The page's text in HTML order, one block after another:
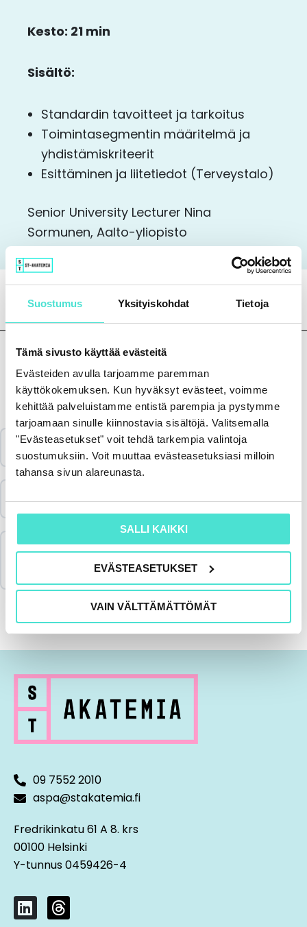
Suostumus Yksityiskohdat Tietoja
Tämä sivusto käyttää evästeitä
Evästeiden avulla tarjoamme paremman
käyttökokemuksen. Kun hyväksyt evästeet, voimme
kehittää palveluistamme entistä parempia ja pystymme
tarjoamaan sinulle kiinnostavia sisältöjä. Valitsemalla
"Evästeasetukset" voit tehdä tarkempia valintoja
suostumuksiin. Voit muuttaa evästeasetuksiasi milloin
tahansa sivun alareunasta.
SALLI KAIKKI
EVÄSTEASETUKSET
VAIN VÄLTTÄMÄTTÖMÄT
Kesto: 21 min
Sisältö:
Standardin tavoitteet ja tarkoitus
Toimintasegmentin määritelmä ja
yhdistämiskriteerit
Esittäminen ja liitetiedot (Terveystalo)
Senior University Lecturer Nina
Sormunen, Aalto-yliopisto
Sisältö
Katso koulutus & aineisto
Merkitse koulutus suoritetuksi & lataa
09 7552 2010
aspa@stakatemia.fi
Fredrikinkatu 61 A 8. krs
00100 Helsinki
Y-tunnus 0459426-4
L
i
T
h